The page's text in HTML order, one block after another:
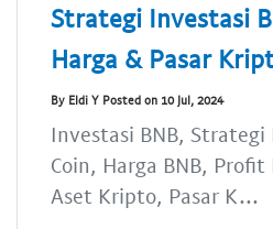
Strategi Investasi
Harga & Pasar
By Eldi Y Posted on 10 Jul, 2024
Investasi BNB, Strategi
Coin, Harga BNB, Profit
Aset Kripto, Pasar K...